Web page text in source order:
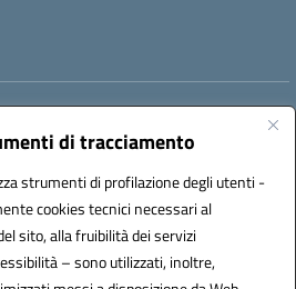
di tracciamento
strumenti di profilazione degli utenti -
cookies tecnici necessari al
sito, alla fruibilità dei servizi
– sono utilizzati, inoltre,
leic8av008@istruzione.it
(IPA): BZRH652R